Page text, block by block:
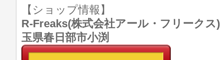
【ショップ情報】
R-Freaks(株式会社アール・フリーク
玉県春日部市小渕